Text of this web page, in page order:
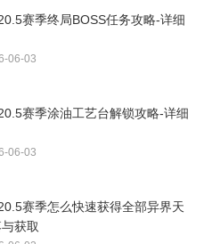
物集群，一路行进就能找到
赛季终局BOSS任务攻略-详细
06-03
赛季涂油工艺台解锁攻略-详细
06-03
赛季怎么快速获得全部异界天
获取